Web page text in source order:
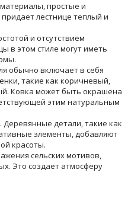
простые и
лестнице теплый и
и отсутствием
в этом стиле могут иметь
обычно включает в себя
такие как коричневый,
Ковка может быть окрашена
этим натуральным
Деревянные детали, такие как
элементы, добавляют
красоты.
сельских мотивов,
Это создает атмосферу